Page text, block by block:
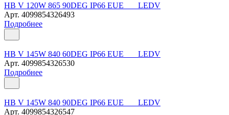
HB V 120W 865 90DEG IP66 EUE LEDV
Арт. 4099854326493
Подробнее
HB V 145W 840 60DEG IP66 EUE LEDV
Арт. 4099854326530
Подробнее
HB V 145W 840 90DEG IP66 EUE LEDV
Арт. 4099854326547